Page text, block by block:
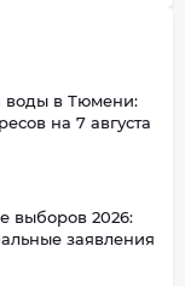
воды в Тюмени:
на 7 августа
выборов 2026:
заявления